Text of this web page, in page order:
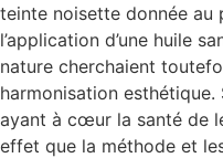
teinte noisette donnée au
l’application d’une huile
nature cherchaient
harmonisation esthétique.
ayant à cœur la santé de
effet que la méthode et